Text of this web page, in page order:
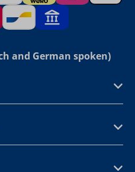
and German spoken)